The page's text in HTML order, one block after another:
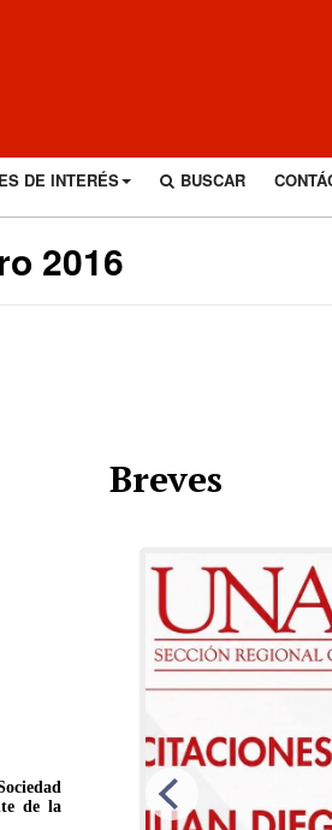
DE INTERÉS BUSCAR
2016
de la
Breves